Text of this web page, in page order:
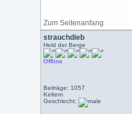
Zum Seitenanfang
strauchdieb
Held der Berge
Offline
Beiträge: 1057
Keltern
Geschlecht: